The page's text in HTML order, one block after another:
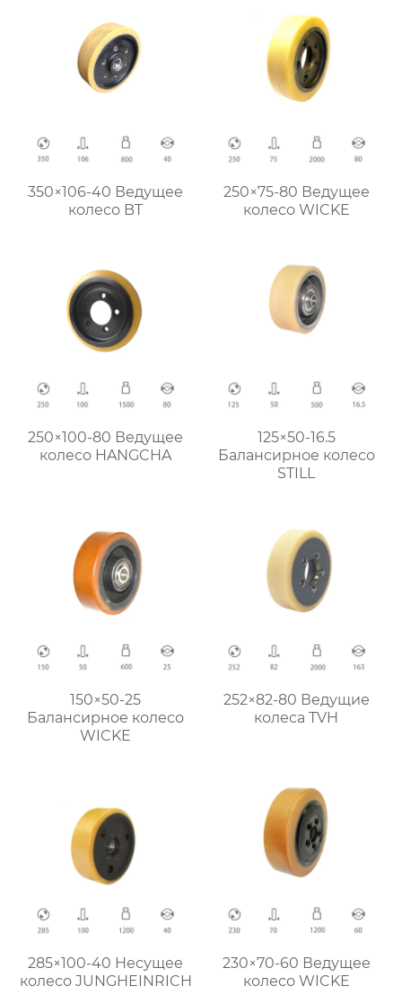
350×106-40 Ведущее
колесо BT
250×75-80 Ведущее
колесо WICKE
250×100-80 Ведущее
колесо HANGCHA
125×50-16.5
Балансирное колесо
STILL
150×50-25
Балансирное колесо
WICKE
252×82-80 Ведущие
колеса TVH
285×100-40 Hесущее
колесо JUNGHEINRICH
230×70-60 Ведущее
колесо WICKE